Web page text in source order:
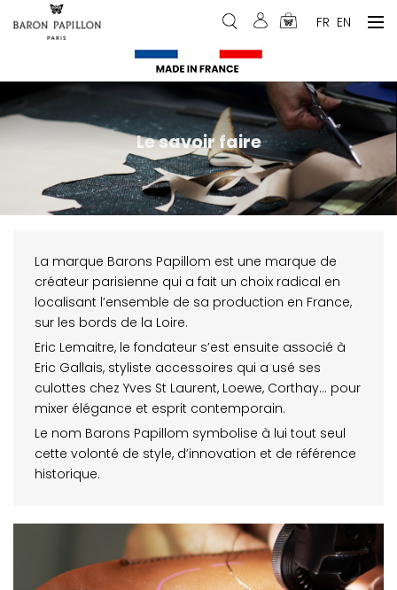
till
Menu
du
compte
de
l'utilisateur
FR EN
Le savoir faire
La marque Barons Papillom est une marque de
créateur parisienne qui a fait un choix radical en
localisant l’ensemble de sa production en France,
sur les bords de la Loire.
Eric Lemaitre, le fondateur s’est ensuite associé à
Eric Gallais, styliste accessoires qui a usé ses
culottes chez Yves St Laurent, Loewe, Corthay… pour
mixer élégance et esprit contemporain.
Le nom Barons Papillom symbolise à lui tout seul
cette volonté de style, d’innovation et de référence
historique.